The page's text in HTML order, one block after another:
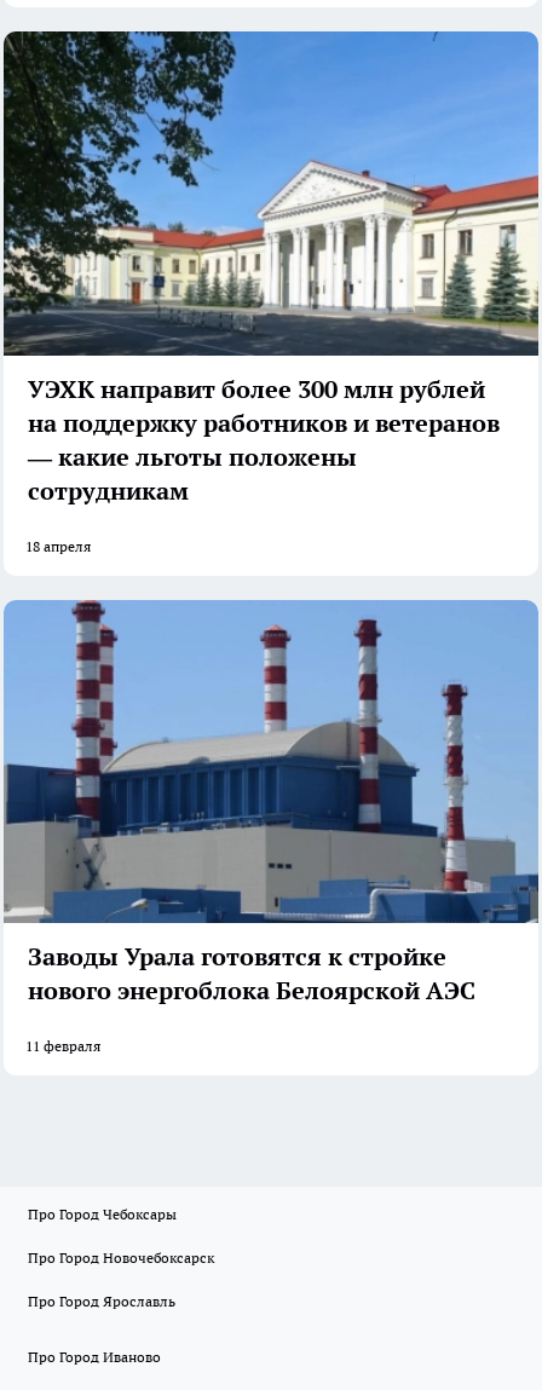
УЭХК направит более 300 млн рублей
на поддержку работников и ветеранов
— какие льготы положены
сотрудникам
18 апреля
Заводы Урала готовятся к стройке
нового энергоблока Белоярской АЭС
11 февраля
Про Город Чебоксары
Про Город Новочебоксарск
Про Город Ярославль
Про Город Иваново